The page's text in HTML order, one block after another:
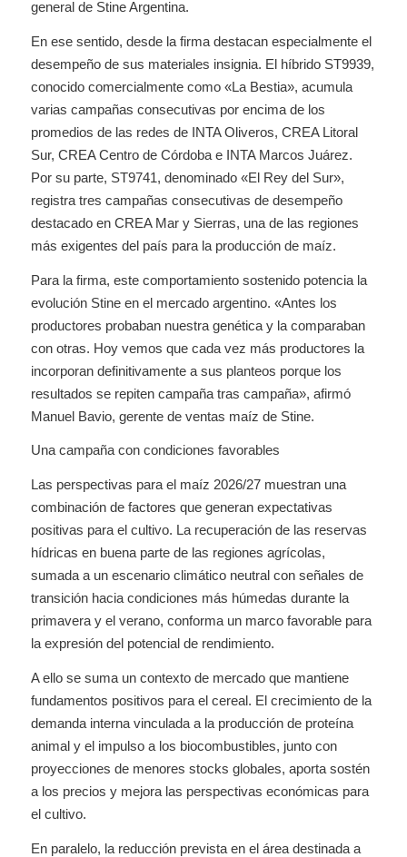
general de Stine Argentina.
En ese sentido, desde la firma destacan especialmente el
desempeño de sus materiales insignia. El híbrido ST9939,
conocido comercialmente como «La Bestia», acumula
varias campañas consecutivas por encima de los
promedios de las redes de INTA Oliveros, CREA Litoral
Sur, CREA Centro de Córdoba e INTA Marcos Juárez.
Por su parte, ST9741, denominado «El Rey del Sur»,
registra tres campañas consecutivas de desempeño
destacado en CREA Mar y Sierras, una de las regiones
más exigentes del país para la producción de maíz.
Para la firma, este comportamiento sostenido potencia la
evolución Stine en el mercado argentino. «Antes los
productores probaban nuestra genética y la comparaban
con otras. Hoy vemos que cada vez más productores la
incorporan definitivamente a sus planteos porque los
resultados se repiten campaña tras campaña», afirmó
Manuel Bavio, gerente de ventas maíz de Stine.
Una campaña con condiciones favorables
Las perspectivas para el maíz 2026/27 muestran una
combinación de factores que generan expectativas
positivas para el cultivo. La recuperación de las reservas
hídricas en buena parte de las regiones agrícolas,
sumada a un escenario climático neutral con señales de
transición hacia condiciones más húmedas durante la
primavera y el verano, conforma un marco favorable para
la expresión del potencial de rendimiento.
A ello se suma un contexto de mercado que mantiene
fundamentos positivos para el cereal. El crecimiento de la
demanda interna vinculada a la producción de proteína
animal y el impulso a los biocombustibles, junto con
proyecciones de menores stocks globales, aporta sostén
a los precios y mejora las perspectivas económicas para
el cultivo.
En paralelo, la reducción prevista en el área destinada a